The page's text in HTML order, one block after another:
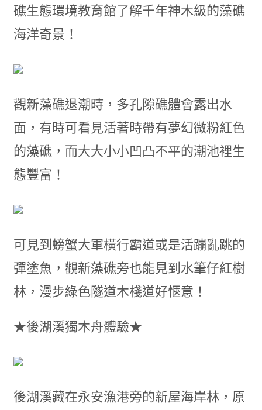
礁生態環境教育館了解千年神木級的藻礁
海洋奇景！
觀新藻礁退潮時，多孔隙礁體會露出水
面，有時可看見活著時帶有夢幻微粉紅色
的藻礁，而大大小小凹凸不平的潮池裡生
態豐富！
可見到螃蟹大軍橫行霸道或是活蹦亂跳的
彈塗魚，觀新藻礁旁也能見到水筆仔紅樹
林，漫步綠色隧道木棧道好愜意！
★後湖溪獨木舟體驗★
後湖溪藏在永安漁港旁的新屋海岸林，原